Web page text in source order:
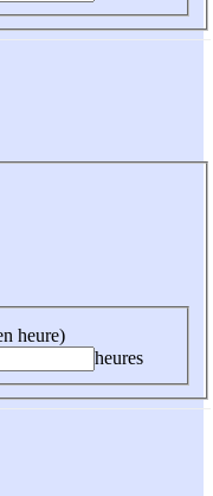
heure)
heures